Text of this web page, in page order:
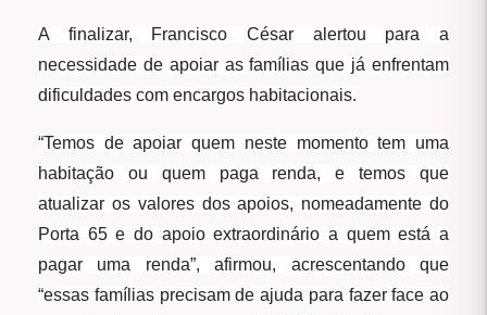
A finalizar, Francisco César alertou para a
necessidade de apoiar as famílias que já enfrentam
dificuldades com encargos habitacionais.
“Temos de apoiar quem neste momento tem uma
habitação ou quem paga renda, e temos que
atualizar os valores dos apoios, nomeadamente do
Porta 65 e do apoio extraordinário a quem está a
pagar uma renda”, afirmou, acrescentando que
“essas famílias precisam de ajuda para fazer face ao